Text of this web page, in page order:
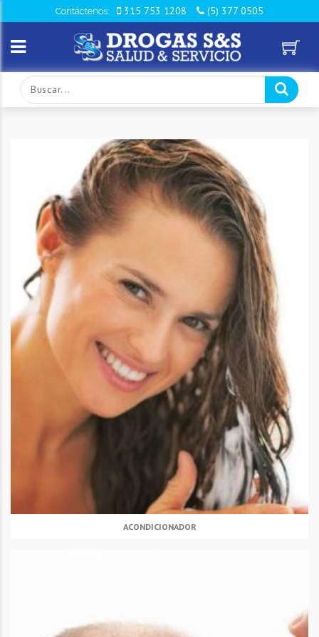
Contáctenos: 315 753 1208 (5) 377 0505
ACONDICIONADOR